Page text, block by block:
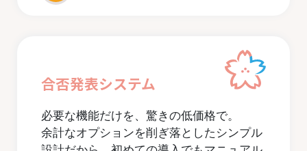
合否発表システム
必要な機能だけを、驚きの低価格で。
余計なオプションを削ぎ落としたシンプル